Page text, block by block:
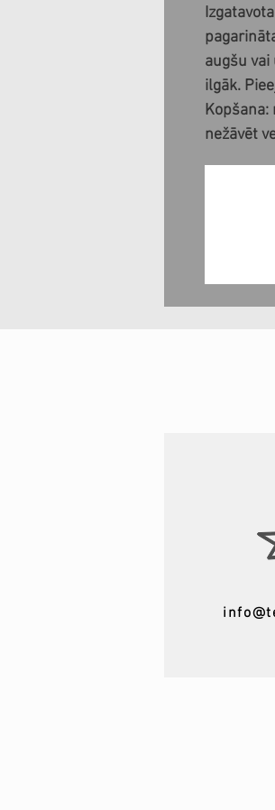
augšu
ilgāk.
nežāvēt